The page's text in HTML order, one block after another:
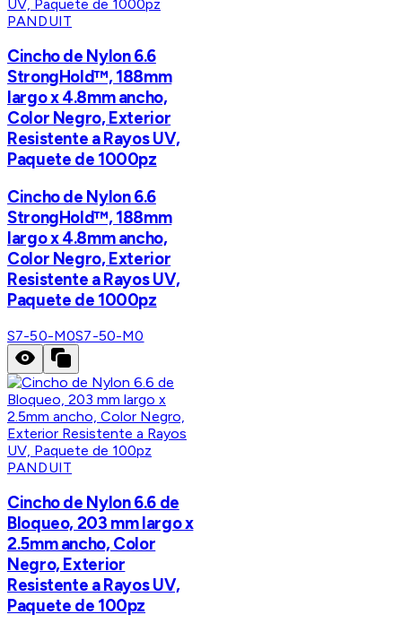
PANDUIT
Cincho de Nylon 6.6
StrongHold™, 188mm
largo x 4.8mm ancho,
Color Negro, Exterior
Resistente a Rayos UV,
Paquete de 1000pz
Cincho de Nylon 6.6
StrongHold™, 188mm
largo x 4.8mm ancho,
Color Negro, Exterior
Resistente a Rayos UV,
Paquete de 1000pz
S7-50-M0S7-50-M0
PANDUIT
Cincho de Nylon 6.6 de
Bloqueo, 203 mm largo x
2.5mm ancho, Color
Negro, Exterior
Resistente a Rayos UV,
Paquete de 100pz